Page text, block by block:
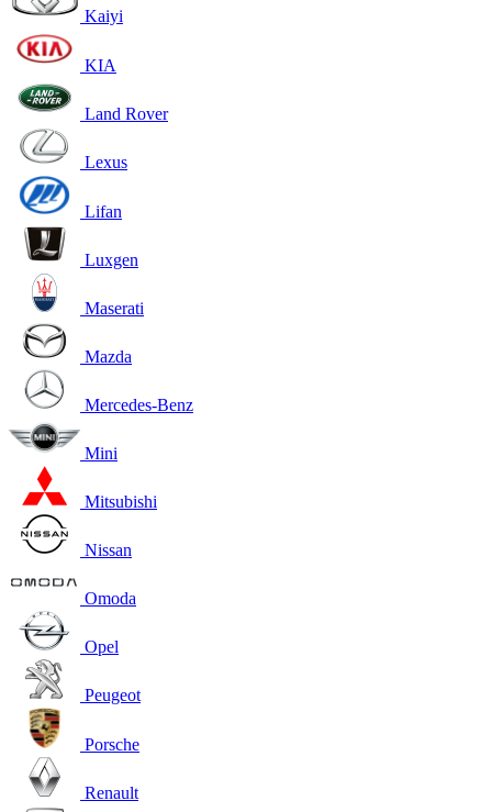
Kaiyi
KIA
Land Rover
Lexus
Lifan
Luxgen
Maserati
Mazda
Mercedes-Benz
Mini
Mitsubishi
Nissan
Omoda
Opel
Peugeot
Porsche
Renault